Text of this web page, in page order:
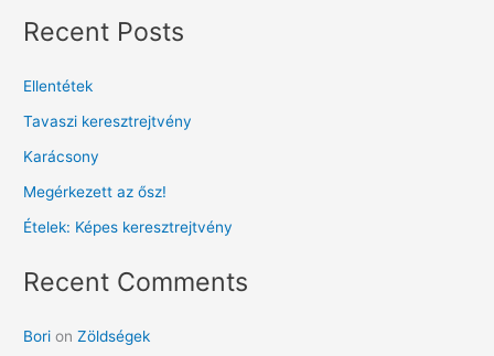
Recent Posts
Ellentétek
Tavaszi keresztrejtvény
Karácsony
Megérkezett az ősz!
Ételek: Képes keresztrejtvény
Recent Comments
Bori onZöldségek